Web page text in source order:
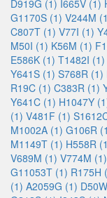
D919G (1) I665V (1)
G1170S (1) V244M
C807T (1) V77I (1)
M50I (1) K56M (1)
E586K (1) T1482I (1)
Y641S (1) S768R (1)
R19C (1) C383R (1)
Y641C (1) H1047Y
(1) V481F (1)
M1002A (1) G106R
M1149T (1) H558R
V689M (1) V774M (1)
G11053T (1) R175H
(1) A2059G (1)